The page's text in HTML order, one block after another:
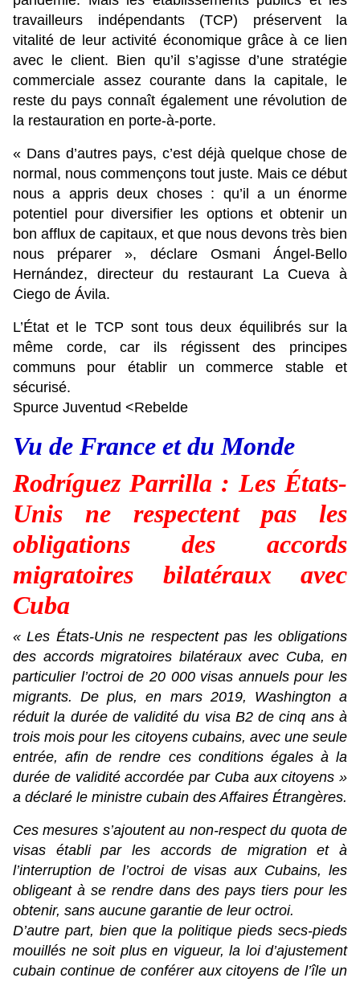
travailleurs indépendants (TCP) préservent la
vitalité de leur activité économique grâce à ce lien
avec le client. Bien qu’il s’agisse d’une stratégie
commerciale assez courante dans la capitale, le
reste du pays connaît également une révolution de
la restauration en porte-à-porte.
« Dans d’autres pays, c’est déjà quelque chose de
normal, nous commençons tout juste. Mais ce début
nous a appris deux choses : qu’il a un énorme
potentiel pour diversifier les options et obtenir un
bon afflux de capitaux, et que nous devons très bien
nous préparer », déclare Osmani Ángel-Bello
Hernández, directeur du restaurant La Cueva à
Ciego de Ávila.
L’État et le TCP sont tous deux équilibrés sur la
même corde, car ils régissent des principes
communs pour établir un commerce stable et
sécurisé.
Spurce Juventud <Rebelde
Vu de France et du Monde
Rodríguez Parrilla : Les États-
Unis ne respectent pas les
obligations des accords
migratoires bilatéraux avec
Cuba
« Les États-Unis ne respectent pas les obligations
des accords migratoires bilatéraux avec Cuba, en
particulier l’octroi de 20 000 visas annuels pour les
migrants. De plus, en mars 2019, Washington a
réduit la durée de validité du visa B2 de cinq ans à
trois mois pour les citoyens cubains, avec une seule
entrée, afin de rendre ces conditions égales à la
durée de validité accordée par Cuba aux citoyens »
a déclaré le ministre cubain des Affaires Étrangères.
Ces mesures s’ajoutent au non-respect du quota de
visas établi par les accords de migration et à
l’interruption de l’octroi de visas aux Cubains, les
obligeant à se rendre dans des pays tiers pour les
obtenir, sans aucune garantie de leur octroi.
D’autre part, bien que la politique pieds secs-pieds
mouillés ne soit plus en vigueur, la loi d’ajustement
cubain continue de conférer aux citoyens de l’île un